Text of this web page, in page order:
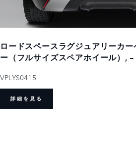
ロードスペースラグジュアリーカ
ー（フルサイズスペアホイール）,
VPLYS0415
詳細を見る